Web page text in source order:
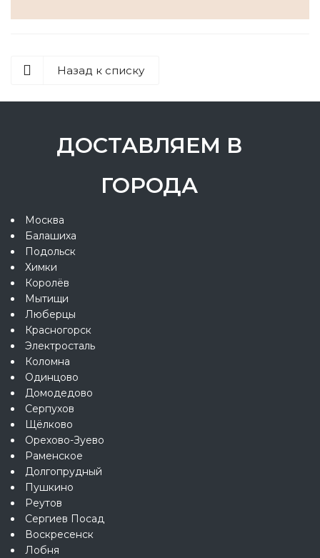
Назад к списку
ДОСТАВЛЯЕМ В
ГОРОДА
Москва
Балашиха
Подольск
Химки
Королёв
Мытищи
Люберцы
Красногорск
Электросталь
Коломна
Одинцово
Домодедово
Серпухов
Щёлково
Орехово-Зуево
Раменское
Долгопрудный
Пушкино
Реутов
Сергиев Посад
Воскресенск
Лобня